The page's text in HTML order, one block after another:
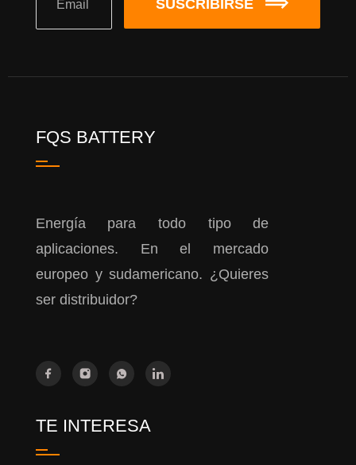
SUSCRIBIRSE
FQS BATTERY
Energía para todo tipo de
aplicaciones. En el mercado
europeo y sudamericano. ¿Quieres
ser distribuidor?
TE INTERESA